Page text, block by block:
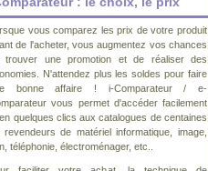
vous comparez les prix de votre produit
de l'acheter, vous augmentez vos chances
trouver une promotion et de réaliser des
N'attendez plus les soldes pour faire
bonne affaire ! i-Comparateur / e-
vous permet d'accéder facilement
quelques clics aux catalogues de centaines
revendeurs de matériel informatique, image,
téléphonie, électroménager, etc..